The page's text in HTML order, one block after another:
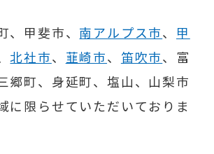
、甲斐市、 南アルプス市、 甲
北社市、 韮崎市、 笛吹市、富
郷町、身延町、塩山、山梨市
に限らせていただいておりま